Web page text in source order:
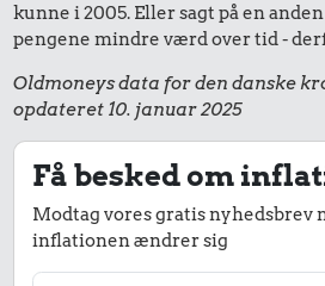
kunne i 2005. Eller sagt på en
pengene mindre værd over tid -
Oldmoneys data for den danske
opdateret 10. januar 2025
Få besked om
Modtag vores gratis nyhedsbrev
inflationen ændrer sig